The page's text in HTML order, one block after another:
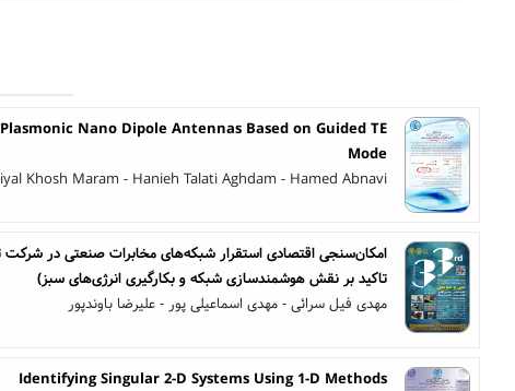
Nano Dipole Antennas Based on Guided TE
Mode
Khosh Maram - Hanieh Talati Aghdam - Hamed Abnavi
امکان‌سنجی اقتصادی استقرار شبکه‌های مخابرات صنعتی در شرکت
تاکید بر نقش هوشمندسازی شبکه و بکارگیری انرژی‌های سبز)
مهدی فیل سرائی - مهدی اسماعیلی پور - علیرضا باوندپور
Identifying Singular 2-D Systems Using 1-D Methods